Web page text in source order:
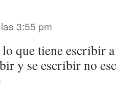
3:55 pm
lo que tiene escribir
y se escribir no